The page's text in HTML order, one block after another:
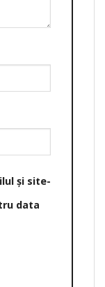
și site-
data